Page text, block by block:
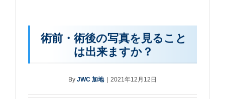
術前・術後の写真を見ること
は出来ますか？
By JWC 加地 | 2021年12月12日